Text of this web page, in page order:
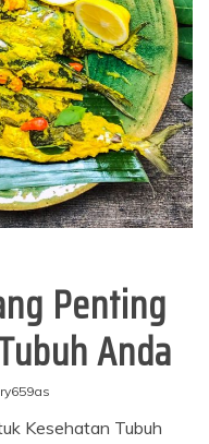
Penting
Anda
Kesehatan Tubuh